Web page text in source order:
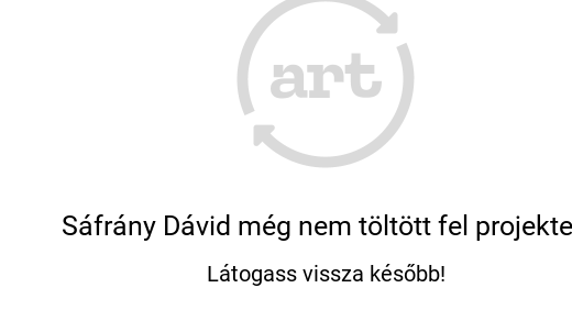
Sáfrány Dávid még nem töltött fel
Látogass vissza később!